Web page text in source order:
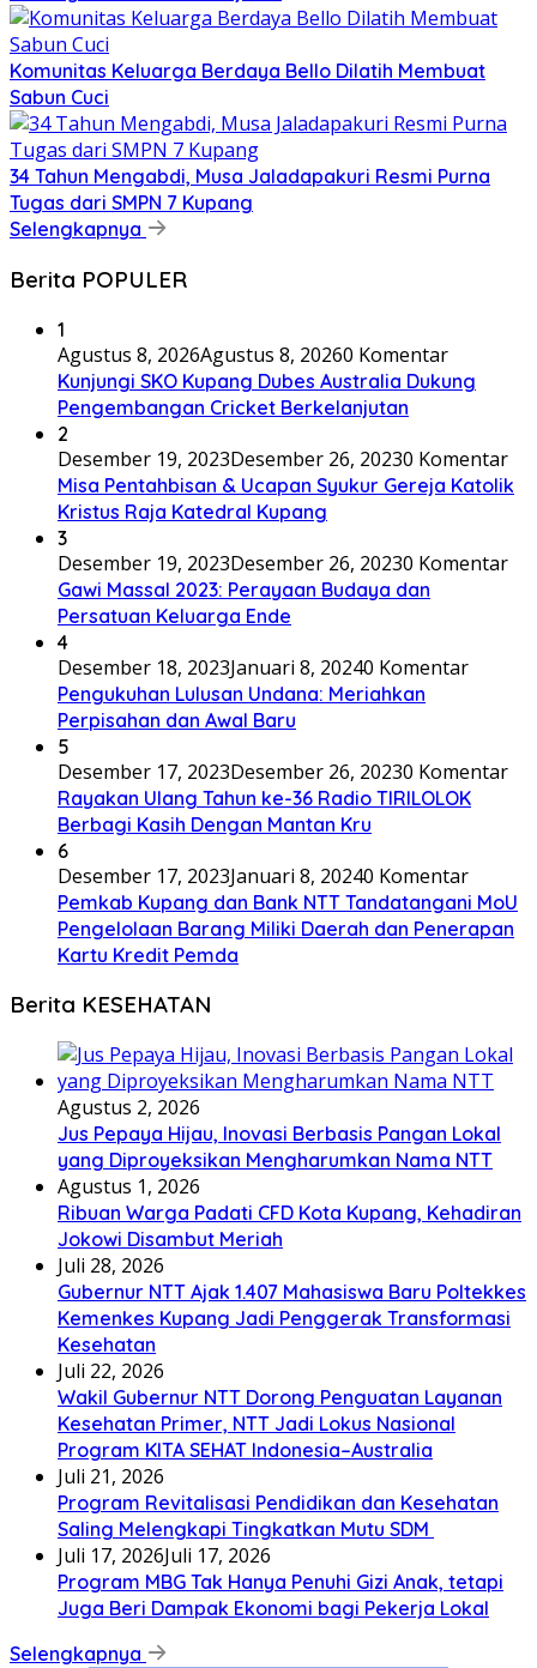
Komunitas Keluarga Berdaya Bello Dilatih Membuat
Sabun Cuci
34 Tahun Mengabdi, Musa Jaladapakuri Resmi Purna
Tugas dari SMPN 7 Kupang
Selengkapnya
Berita POPULER
1
Agustus 8, 2026Agustus 8, 20260 Komentar
Kunjungi SKO Kupang Dubes Australia Dukung
Pengembangan Cricket Berkelanjutan
2
Desember 19, 2023Desember 26, 20230 Komentar
Misa Pentahbisan & Ucapan Syukur Gereja Katolik
Kristus Raja Katedral Kupang
3
Desember 19, 2023Desember 26, 20230 Komentar
Gawi Massal 2023: Perayaan Budaya dan
Persatuan Keluarga Ende
4
Desember 18, 2023Januari 8, 20240 Komentar
Pengukuhan Lulusan Undana: Meriahkan
Perpisahan dan Awal Baru
5
Desember 17, 2023Desember 26, 20230 Komentar
Rayakan Ulang Tahun ke-36 Radio TIRILOLOK
Berbagi Kasih Dengan Mantan Kru
6
Desember 17, 2023Januari 8, 20240 Komentar
Pemkab Kupang dan Bank NTT Tandatangani MoU
Pengelolaan Barang Miliki Daerah dan Penerapan
Kartu Kredit Pemda
Berita KESEHATAN
Agustus 2, 2026
Jus Pepaya Hijau, Inovasi Berbasis Pangan Lokal
yang Diproyeksikan Mengharumkan Nama NTT
Agustus 1, 2026
Ribuan Warga Padati CFD Kota Kupang, Kehadiran
Jokowi Disambut Meriah
Juli 28, 2026
Gubernur NTT Ajak 1.407 Mahasiswa Baru Poltekkes
Kemenkes Kupang Jadi Penggerak Transformasi
Kesehatan
Juli 22, 2026
Wakil Gubernur NTT Dorong Penguatan Layanan
Kesehatan Primer, NTT Jadi Lokus Nasional
Program KITA SEHAT Indonesia–Australia
Juli 21, 2026
Program Revitalisasi Pendidikan dan Kesehatan
Saling Melengkapi Tingkatkan Mutu SDM
Juli 17, 2026Juli 17, 2026
Program MBG Tak Hanya Penuhi Gizi Anak, tetapi
Juga Beri Dampak Ekonomi bagi Pekerja Lokal
Selengkapnya